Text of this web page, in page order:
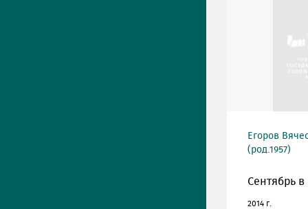
Егоров
(род.1957)
Сентябрь
2014 г.